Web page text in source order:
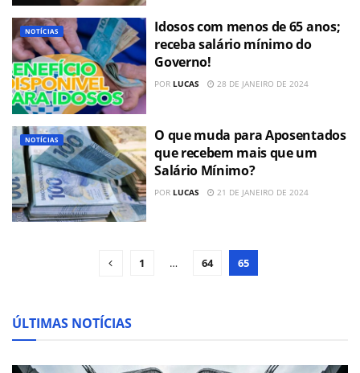
NOTÍCIAS
Idosos com menos de 65 anos;
receba salário mínimo do
Governo!
POR LUCAS 28 DE JANEIRO DE 2024
NOTÍCIAS
O que muda para Aposentados
que recebem mais que um
Salário Mínimo?
POR LUCAS 21 DE JANEIRO DE 2024
1 … 64 65
ÚLTIMAS NOTÍCIAS